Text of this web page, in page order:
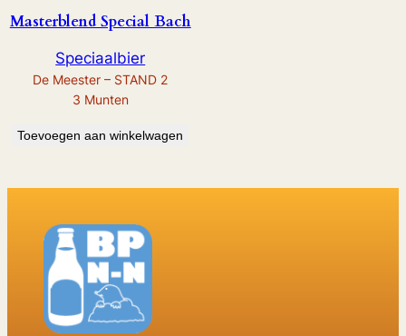
Masterblend Special Bach
Speciaalbier
De Meester – STAND 2
3 Munten
Toevoegen aan winkelwagen